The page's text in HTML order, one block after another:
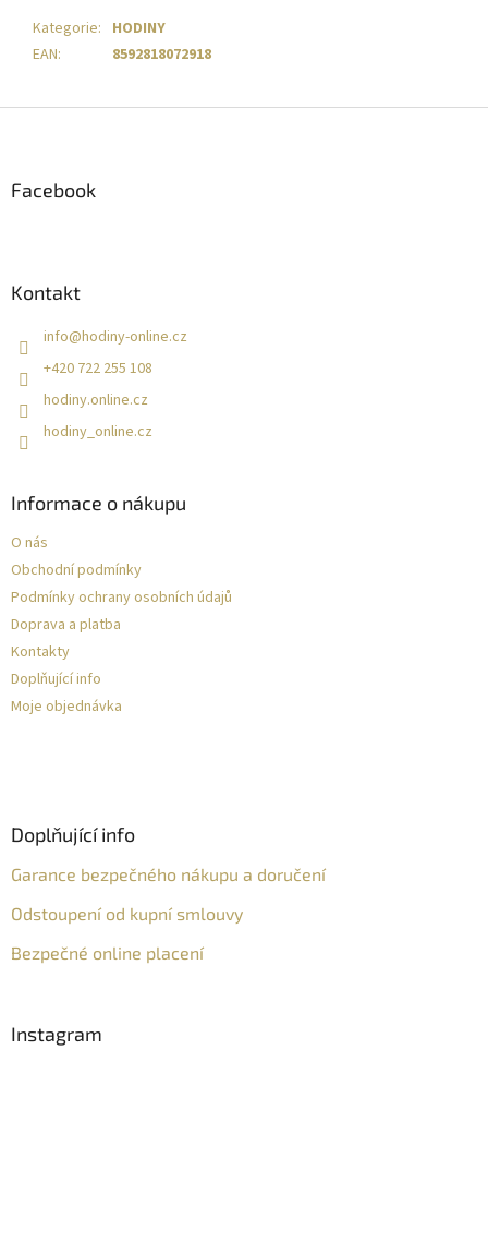
Kategorie: HODINY
EAN: 8592818072918
Facebook
Kontakt
info@hodiny-online.cz
+420 722 255 108
hodiny.online.cz
hodiny_online.cz
Informace o nákupu
O nás
Obchodní podmínky
Podmínky ochrany osobních údajů
Doprava a platba
Kontakty
Doplňující info
Moje objednávka
Doplňující info
Garance bezpečného nákupu a doručení
Odstoupení od kupní smlouvy
Bezpečné online placení
Instagram